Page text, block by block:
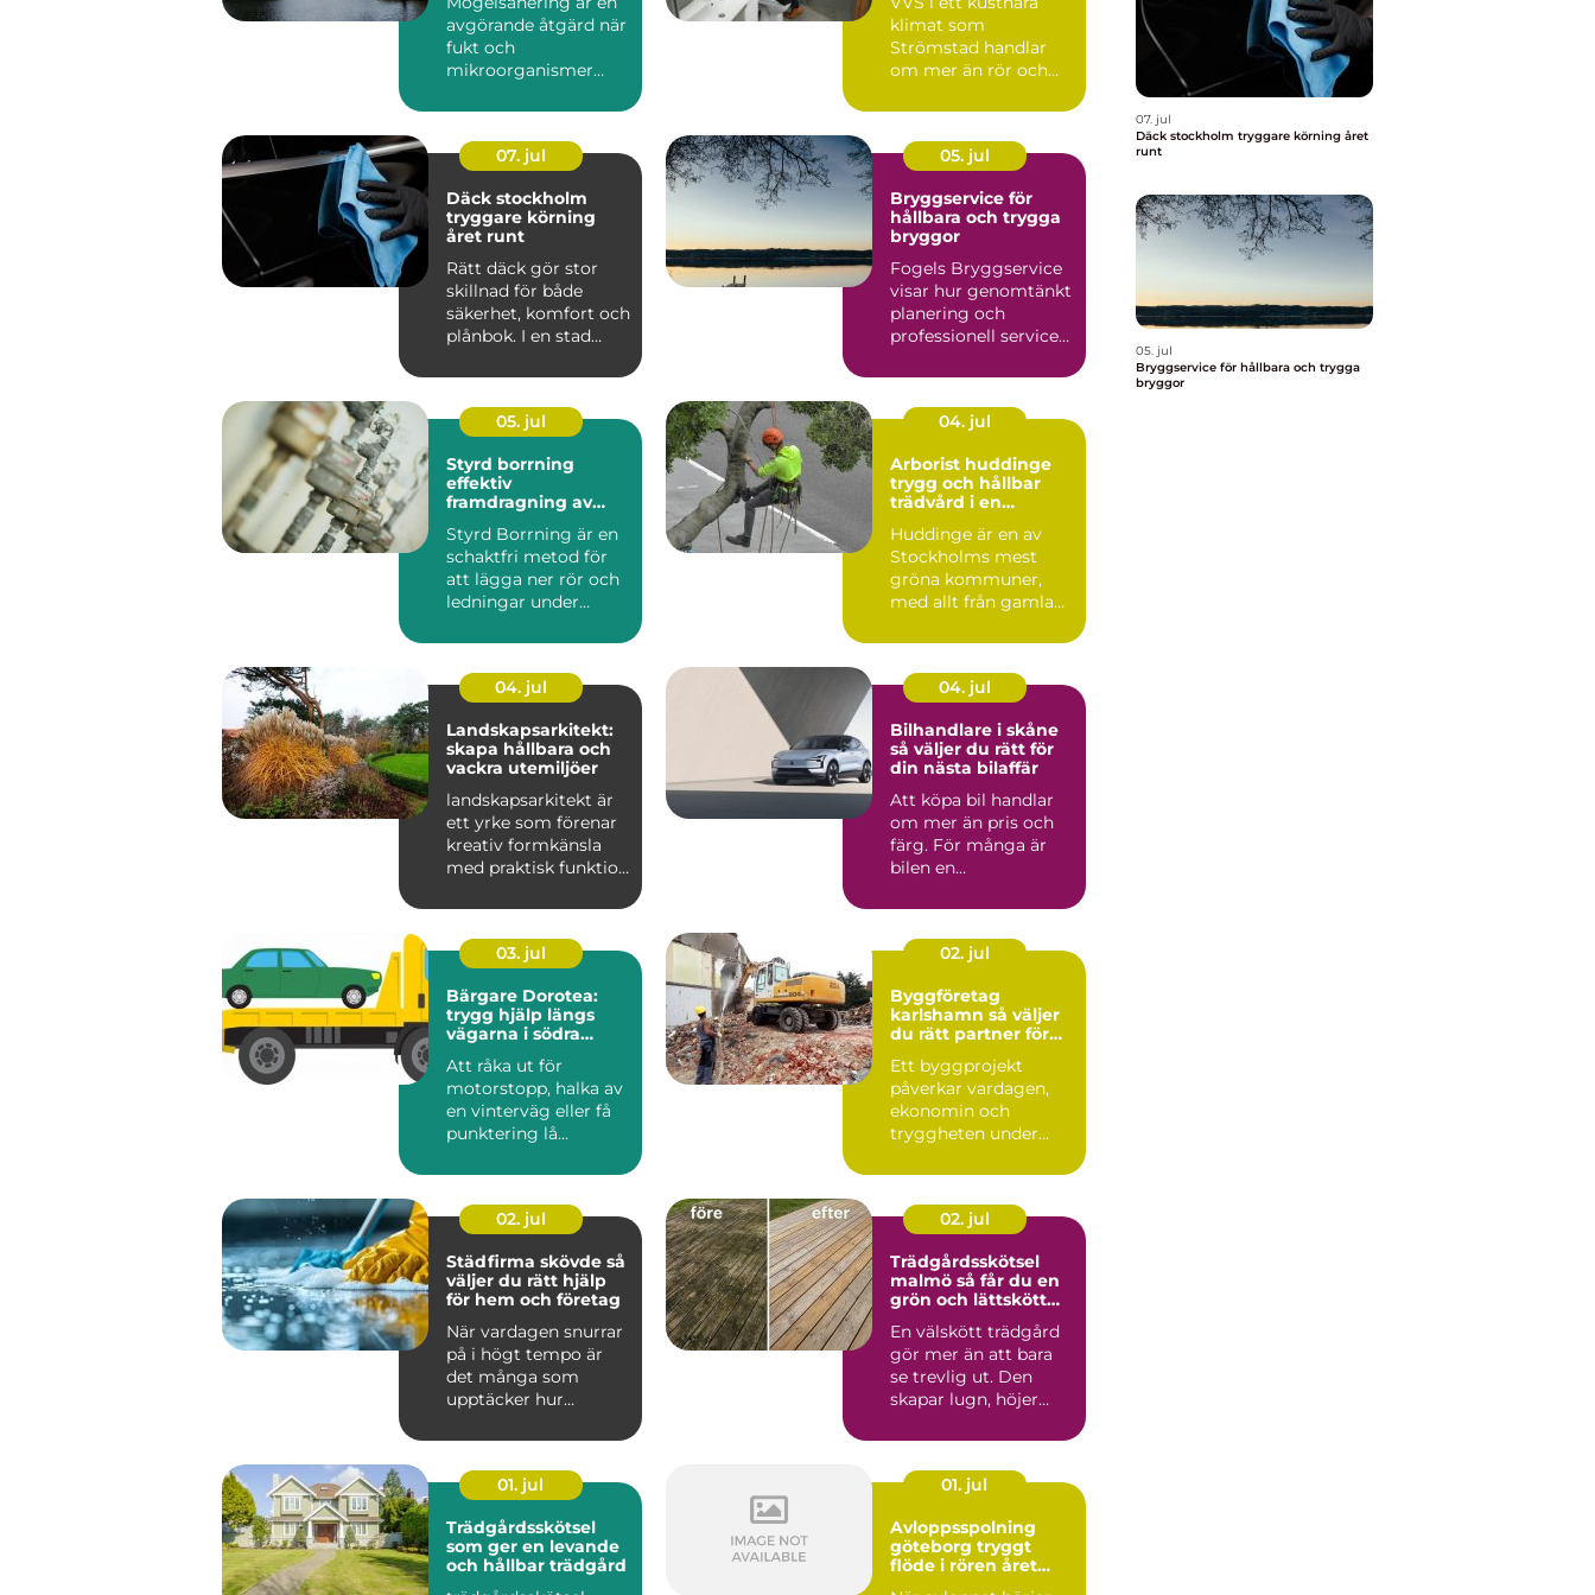
avgörande åtgärd när
fukt och
mikroorganismer
klimat som
Strömstad handlar
om mer än rör och
07. jul
Däck stockholm
tryggare körning
året runt
Rätt däck gör stor
skillnad för både
säkerhet, komfort och
plånbok. I en stad
tvä...
05. jul
Bryggservice för
hållbara och trygga
bryggor
Fogels Bryggservice
visar hur genomtänkt
planering och
professionell service
05. jul
Styrd borrning
effektiv
framdragning av
schakt
Styrd Borrning är en
schaktfri metod för
att lägga ner rör och
ledningar under
grä...
04. jul
Arborist huddinge
trygg och hållbar
trädvård i en
Huddinge är en av
Stockholms mest
gröna kommuner,
med allt från gamla
naturtomter till...
04. jul
Landskapsarkitekt:
skapa hållbara och
vackra utemiljöer
landskapsarkitekt är
ett yrke som förenar
kreativ formkänsla
med praktisk funktion
04. jul
Bilhandlare i skåne
så väljer du rätt för
din nästa bilaffär
Att köpa bil handlar
om mer än pris och
färg. För många är
bilen en
ska fungera v...
03. jul
Bärgare Dorotea:
trygg hjälp längs
vägarna i södra
Att råka ut för
motorstopp, halka av
en vinterväg eller få
punktering lå...
02. jul
Byggföretag
karlshamn så väljer
du rätt partner för
Ett byggprojekt
påverkar vardagen,
ekonomin och
tryggheten under
Därför spelar vale...
02. jul
Städfirma skövde så
väljer du rätt hjälp
för hem och företag
När vardagen snurrar
på i högt tempo är
det många som
upptäcker hur
hjälp a...
02. jul
Trädgårdsskötsel
malmö så får du en
grön och lättskött
En välskött trädgård
gör mer än att bara
se trevlig ut. Den
skapar lugn, höjer
oc...
01. jul
Trädgårdsskötsel
som ger en levande
och hållbar trädgård
01. jul
Avloppsspolning
göteborg tryggt
flöde i rören året
07. jul
Däck stockholm tryggare körning året
runt
05. jul
Bryggservice för hållbara och trygga
bryggor